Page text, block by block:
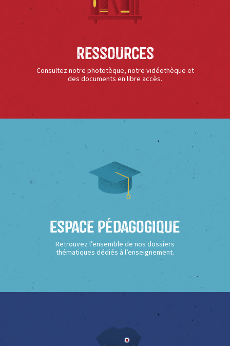
Ressources
Consultez notre phototèque, notre vidéothèque et
des documents en libre accès.
Espace Pédagogique
Retrouvez l’ensemble de nos dossiers
thématiques dédiés à l’enseignement.